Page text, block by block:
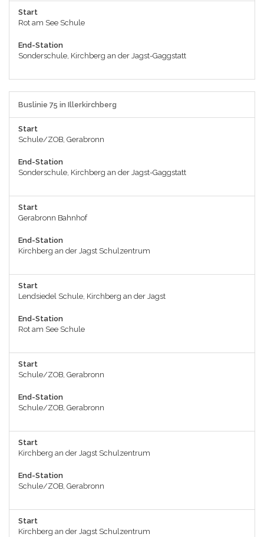
Start
Rot am See Schule
End-Station
Sonderschule, Kirchberg an der Jagst-Gaggstatt
Buslinie 75 in Illerkirchberg
Start
Schule/ZOB, Gerabronn
End-Station
Sonderschule, Kirchberg an der Jagst-Gaggstatt
Start
Gerabronn Bahnhof
End-Station
Kirchberg an der Jagst Schulzentrum
Start
Lendsiedel Schule, Kirchberg an der Jagst
End-Station
Rot am See Schule
Start
Schule/ZOB, Gerabronn
End-Station
Schule/ZOB, Gerabronn
Start
Kirchberg an der Jagst Schulzentrum
End-Station
Schule/ZOB, Gerabronn
Start
Kirchberg an der Jagst Schulzentrum